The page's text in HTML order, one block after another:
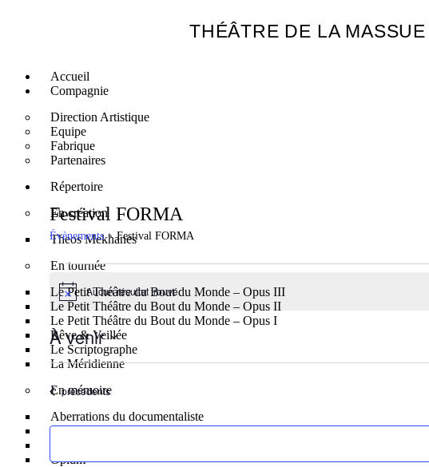
THÉÂTRE DE LA MASSUE
Accueil
Compagnie
Direction Artistique
Equipe
Fabrique
Partenaires
Répertoire
En création
Theos Mekhanes
En tournée
Le Petit Théâtre du Bout du Monde – Opus III
Le Petit Théâtre du Bout du Monde – Opus II
Le Petit Théâtre du Bout du Monde – Opus I
Rêve & Veillée
Le Scriptographe
La Méridienne
En mémoire
Aberrations du documentaliste
Banquet Shakespeare
Opium
Festival FORMA
Évènements Festival FORMA
Avis Aucun résultat trouvé.
À venir
Sélectionnez
une
date.Évènements
précédents